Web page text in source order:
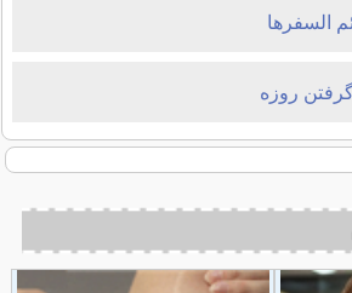
السفرها
روزه